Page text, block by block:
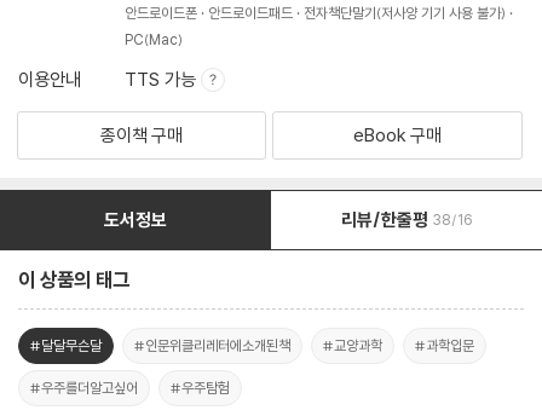
안드로이드폰
안드로이드패드
전자책단말기(저사양 기기 사용 불가)
PC(Mac)
이용안내 TTS 가능
종이책 구매 eBook 구매
도서정보 리뷰/한줄평 38/16
이 상품의 태그
#달달무슨달 #인문위클리레터에소개된책 #교양과학 #과학입문
#우주를더알고싶어 #우주탐험